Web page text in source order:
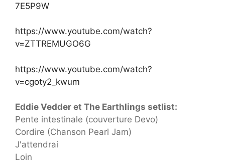
7E5P9W
https://www.youtube.com/watch?
v=ZTTREMUGO6G
https://www.youtube.com/watch?
v=cgoty2_kwum
Eddie Vedder et The Earthlings setlist:
Pente intestinale (couverture Devo)
Cordire (Chanson Pearl Jam)
J'attendrai
Loin